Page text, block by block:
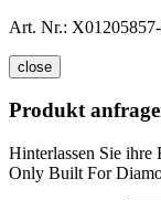
Art. Nr.:
close
Produkt
Hinterlassen Sie
Only Built For